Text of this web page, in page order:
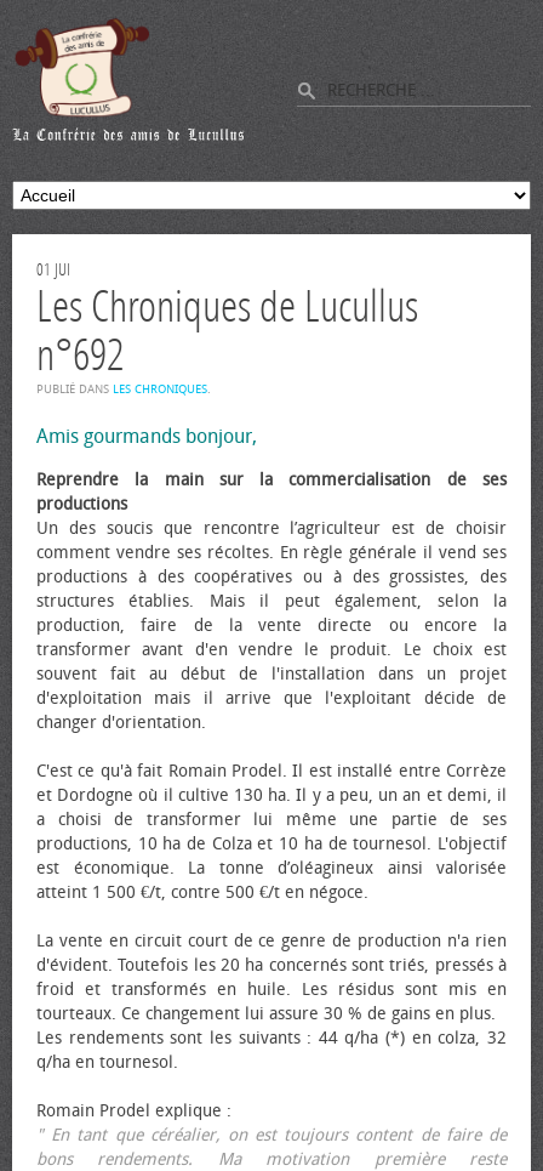
01 JUI
Les Chroniques de Lucullus
n°692
PUBLIÉ DANS LES CHRONIQUES.
Amis gourmands bonjour,
Reprendre la main sur la commercialisation de ses
productions
Un des soucis que rencontre l’agriculteur est de choisir
comment vendre ses récoltes. En règle générale il vend ses
productions à des coopératives ou à des grossistes, des
structures établies. Mais il peut également, selon la
production, faire de la vente directe ou encore la
transformer avant d'en vendre le produit. Le choix est
souvent fait au début de l'installation dans un projet
d'exploitation mais il arrive que l'exploitant décide de
changer d'orientation.
C'est ce qu'à fait Romain Prodel. Il est installé entre Corrèze
et Dordogne où il cultive 130 ha. Il y a peu, un an et demi, il
a choisi de transformer lui même une partie de ses
productions, 10 ha de Colza et 10 ha de tournesol. L'objectif
est économique. La tonne d’oléagineux ainsi valorisée
atteint 1 500 €/t, contre 500 €/t en négoce.
La vente en circuit court de ce genre de production n'a rien
d'évident. Toutefois les 20 ha concernés sont triés, pressés à
froid et transformés en huile. Les résidus sont mis en
tourteaux. Ce changement lui assure 30 % de gains en plus.
Les rendements sont les suivants : 44 q/ha (*) en colza, 32
q/ha en tournesol.
Romain Prodel explique :
" En tant que céréalier, on est toujours content de faire de
bons rendements. Ma motivation première reste